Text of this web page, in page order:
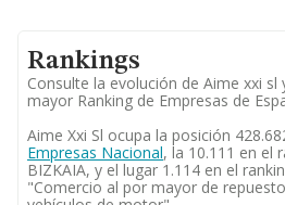
Rankings
Consulte la evolución de Aime xxi
mayor Ranking de Empresas de
Aime Xxi Sl ocupa la posición
Empresas Nacional, la 10.111 en el
BIZKAIA, y el lugar 1.114 en el
"Comercio al por mayor de